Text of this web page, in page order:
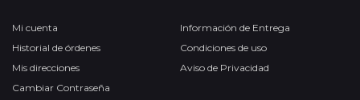
Mi cuenta
Historial de órdenes
Mis direcciones
Cambiar Contraseña
Información de Entrega
Condiciones de uso
Aviso de Privacidad